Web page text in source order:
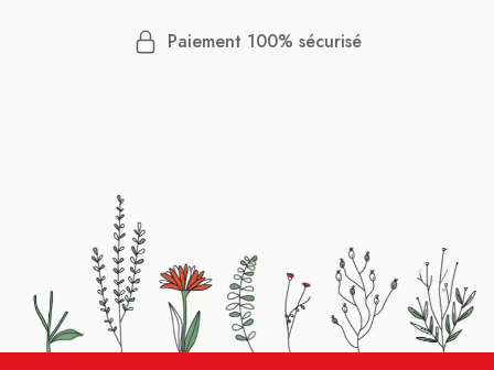
Paiement 100% sécurisé